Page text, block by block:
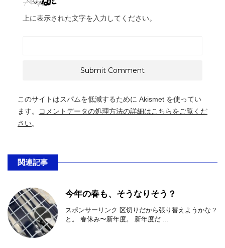
上に表示された文字を入力してください。
このサイトはスパムを低減するために Akismet を使ってい
ます。
コメントデータの処理方法の詳細はこちらをご覧くだ
さい。
関連記事
今年の春も、そうなりそう？
スポンサーリンク 区切りだから張り替えようかな？
と。 春休み〜新年度。 新年度だ ...